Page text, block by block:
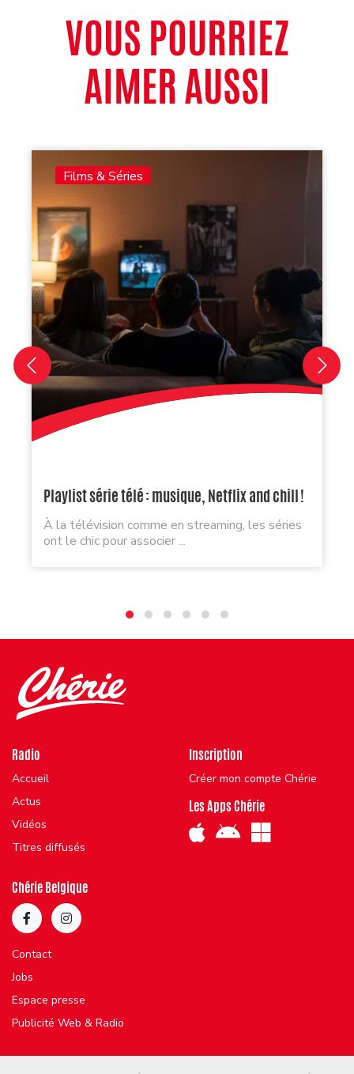
VOUS POURRIEZ
AIMER AUSSI
Films & Séries
Playlist série télé : musique, Netflix and chill !
À la télévision comme en streaming, les séries
ont le chic pour associer ...
Radio
Accueil
Actus
Vidéos
Titres diffusés
Inscription
Créer mon compte Chérie
Les Apps Chérie
Chérie Belgique
Contact
Jobs
Espace presse
Publicité Web & Radio